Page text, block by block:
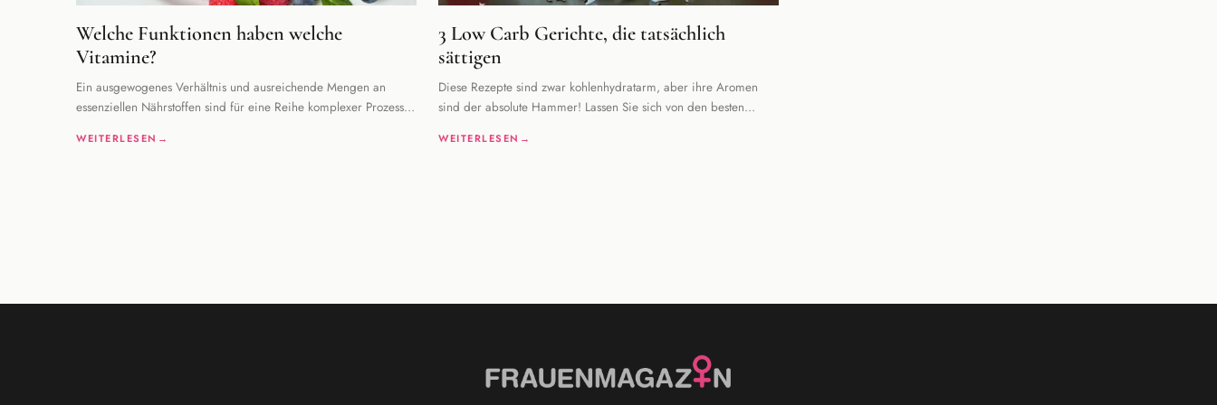
Welche Funktionen haben welche
Vitamine?
Ein ausgewogenes Verhältnis und ausreichende Mengen an
essenziellen Nährstoffen sind für eine Reihe komplexer Prozesse
WEITERLESEN
3 Low Carb Gerichte, die tatsächlich
sättigen
Diese Rezepte sind zwar kohlenhydratarm, aber ihre Aromen
sind der absolute Hammer! Lassen Sie sich von den besten
WEITERLESEN